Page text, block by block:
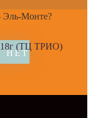
Эль-Монте?
18г (ТЦ ТРИО)